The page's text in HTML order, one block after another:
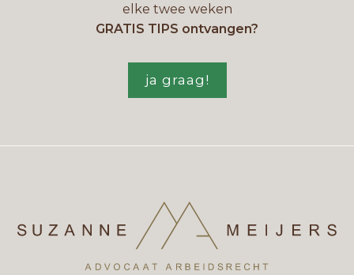
elke twee weken
GRATIS TIPS ontvangen?
ja graag!